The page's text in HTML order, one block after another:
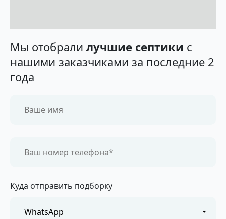
Мы отобрали лучшие септики с
нашими заказчиками за последние 2
года
Куда отправить подборку